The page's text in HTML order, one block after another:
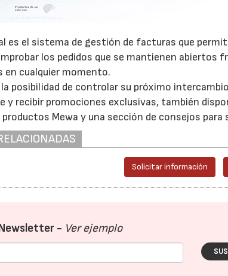
es el sistema de gestión de facturas que
los pedidos que se mantienen abiertos
en cualquier momento.
posibilidad de controlar su próximo
y recibir promociones exclusivas, también
Mewa y una sección de consejos para
Solicitar información
- Ver ejemplo